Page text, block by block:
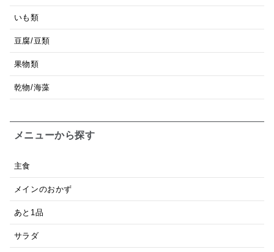
いも類
豆腐/豆類
果物類
乾物/海藻
メニューから探す
主食
メインのおかず
あと1品
サラダ